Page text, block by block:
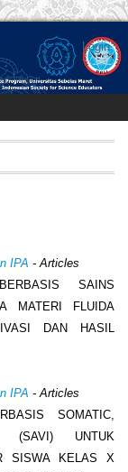
Login
IPA - Articles
SAINS
MATERI FLUIDA
DAN HASIL
IPA - Articles
SOMATIC,
(SAVI) UNTUK
SISWA KELAS X